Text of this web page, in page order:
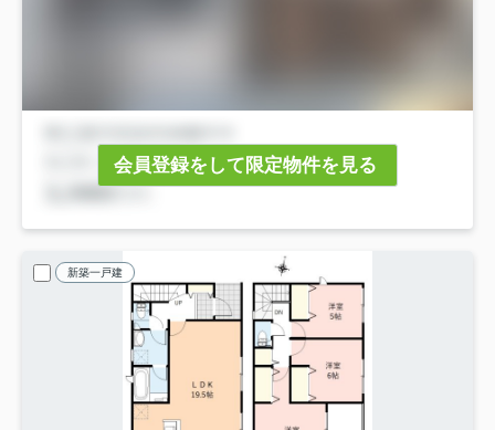
会員登録をして限定物件を見る
新築一戸建